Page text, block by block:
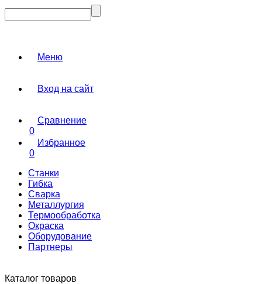
Меню
Вход на сайт
Сравнение
0
Избранное
0
Станки
Гибка
Сварка
Металлургия
Термообработка
Окраска
Оборудование
Партнеры
Каталог товаров